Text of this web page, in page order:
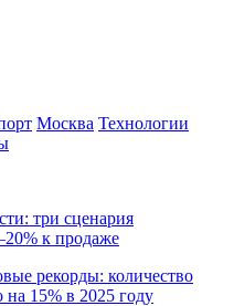
Москва Технологии
три сценария
к продаже
рекорды: количество
15% в 2025 году